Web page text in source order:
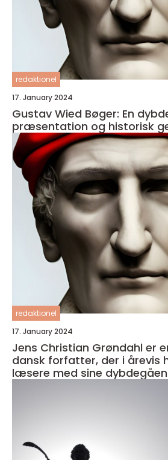
redaktionel
17. January 2024
Gustav Wied Bøger: En
præsentation og historisk
redaktionel
17. January 2024
Jens Christian Grøndahl er
dansk forfatter, der i årevis
læsere med sine